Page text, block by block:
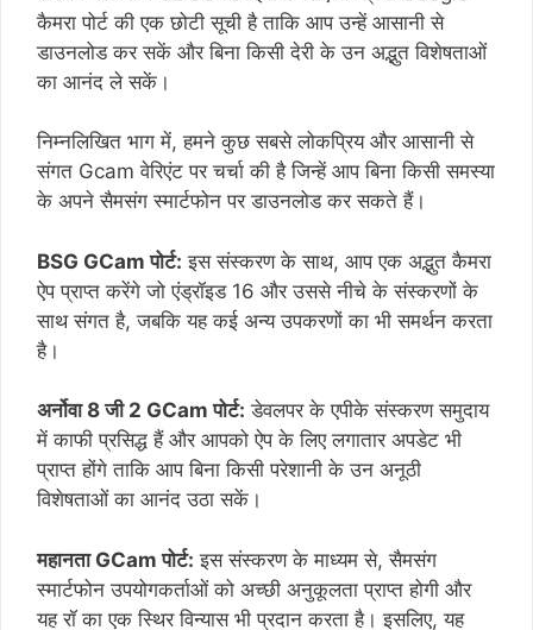
कैमरा पोर्ट की एक छोटी सूची है ताकि आप उन्हें आसानी से
डाउनलोड कर सकें और बिना किसी देरी के उन अद्भुत विशेषताओं
का आनंद ले सकें।
निम्नलिखित भाग में, हमने कुछ सबसे लोकप्रिय और आसानी से
संगत Gcam वेरिएंट पर चर्चा की है जिन्हें आप बिना किसी समस्या
के अपने सैमसंग स्मार्टफोन पर डाउनलोड कर सकते हैं।
BSG GCam पोर्ट: इस संस्करण के साथ, आप एक अद्भुत कैमरा
ऐप प्राप्त करेंगे जो एंड्रॉइड 16 और उससे नीचे के संस्करणों के
साथ संगत है, जबकि यह कई अन्य उपकरणों का भी समर्थन करता
है।
अर्नोवा 8 जी 2 GCam पोर्ट: डेवलपर के एपीके संस्करण समुदाय
में काफी प्रसिद्ध हैं और आपको ऐप के लिए लगातार अपडेट भी
प्राप्त होंगे ताकि आप बिना किसी परेशानी के उन अनूठी
विशेषताओं का आनंद उठा सकें।
महानता GCam पोर्ट: इस संस्करण के माध्यम से, सैमसंग
स्मार्टफोन उपयोगकर्ताओं को अच्छी अनुकूलता प्राप्त होगी और
यह रॉ का एक स्थिर विन्यास भी प्रदान करता है। इसलिए, यह